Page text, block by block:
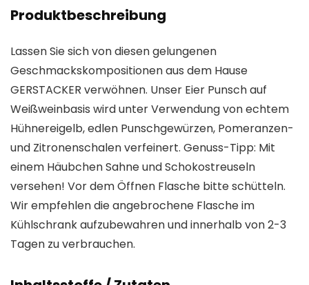
Produktbeschreibung
Lassen Sie sich von diesen gelungenen
Geschmackskompositionen aus dem Hause
GERSTACKER verwöhnen. Unser Eier Punsch auf
Weißweinbasis wird unter Verwendung von echtem
Hühnereigelb, edlen Punschgewürzen, Pomeranzen-
und Zitronenschalen verfeinert. Genuss-Tipp: Mit
einem Häubchen Sahne und Schokostreuseln
versehen! Vor dem Öffnen Flasche bitte schütteln.
Wir empfehlen die angebrochene Flasche im
Kühlschrank aufzubewahren und innerhalb von 2-3
Tagen zu verbrauchen.